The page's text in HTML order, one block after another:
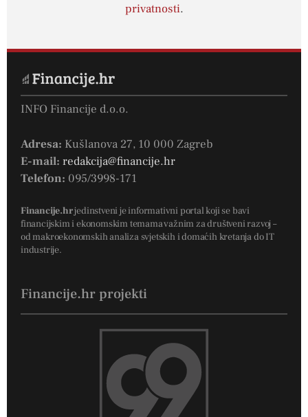
privatnosti.
INFO Financije d.o.o.
Adresa: Kušlanova 27, 10 000 Zagreb
E-mail: redakcija@financije.hr
Telefon: 095/3998-171
Financije.hrjedinstveni je informativni portal koji se bavi
financijskim i ekonomskim temama važnim za društveni razvoj –
od makroekonomskih analiza svjetskih i domaćih kretanja do IT
industrije.
Financije.hr projekti